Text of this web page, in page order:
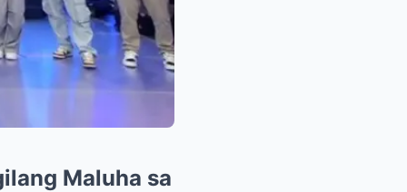
Maluha sa